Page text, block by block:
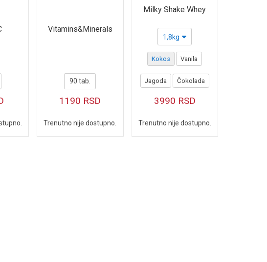
Vitamins&Minerals
90 tab.
1190 RSD
Trenutno nije dostupno.
Milky Shake Whey
1,8kg
Kokos Vanila
Jagoda Čokolada
3990 RSD
Trenutno nije dostupno.